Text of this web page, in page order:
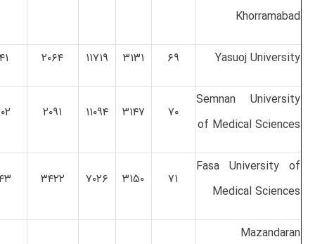
Khorramabad
Yasuoj University ۶۹ ۳۱۳۱ ۱۱۷۱۹ ۲۰۶۴
Semnan University
of Medical Sciences
۷۰ ۳۱۴۷ ۱۱۰۹۴ ۲۰۹۱
Fasa University of
Medical Sciences
۷۱ ۳۱۵۰ ۷۰۲۶ ۳۴۲۲
Mazandaran